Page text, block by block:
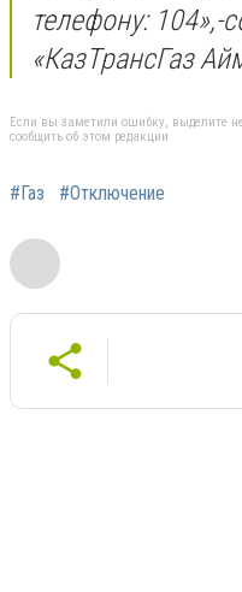
телефону:
«КазТрансГаз
Если вы заметили ошибку, выделите
сообщить об этом редакции
#Газ #Отключение